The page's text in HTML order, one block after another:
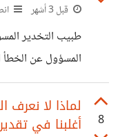
مع عقلي مشكلة
يسبب لنا إزعاج
قبل 3 أشهر
طبيب التخدير
المسؤول عن الخطأ
برحمة الله ولأن
إلى ما تأثر في
8
لماذا لا نعرف
أغلبنا في